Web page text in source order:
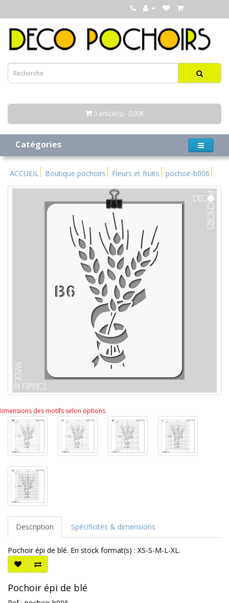
0 article(s) - 0,00€
Catégories
ACCUEIL Boutique pochoirs Fleurs et fruits pochoir-b006
des motifs selon options
Description Spécificités & dimensions
Pochoir épi de blé. En stock format(s) : XS-S-M-L-XL.
Pochoir épi de blé